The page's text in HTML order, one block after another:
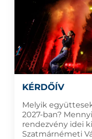
KÉRDŐÍV
Melyik
2027-ban?
rendezvény idei
Szatmárnémeti